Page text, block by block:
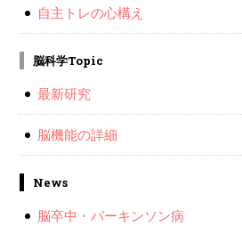
自主トレの心構え
脳科学Topic
最新研究
脳機能の詳細
News
脳卒中・パーキンソン病